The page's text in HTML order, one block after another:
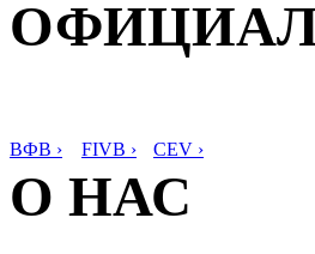
ВФВ › FIVB › CEV ›
О НАС